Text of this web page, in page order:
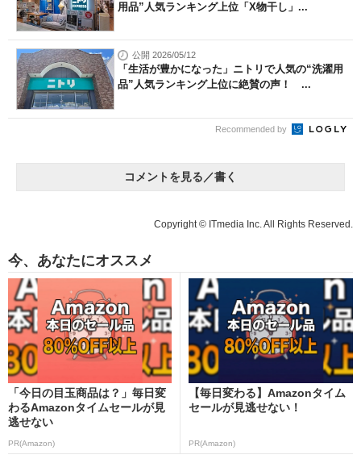
用品”人気ランキング上位「X物干し」...
公開 2026/05/12
「生活が豊かになった」ニトリで人気の“洗濯用
品”人気ランキング上位に絶賛の声！ ...
Recommended by
コメントを見る／書く
Copyright © ITmedia Inc. All Rights Reserved.
今、あなたにオススメ
「今日の目玉商品は？」毎日変
わるAmazonタイムセールが見
逃せない
PR(Amazon)
【毎日変わる】Amazonタイム
セールが見逃せない！
PR(Amazon)